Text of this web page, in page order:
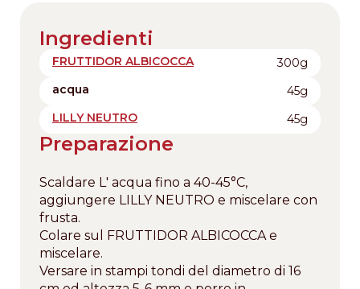
Ingredienti
FRUTTIDOR ALBICOCCA
300g
acqua
45g
LILLY NEUTRO
45g
Preparazione
Scaldare L' acqua fino a 40-45°C,
aggiungere LILLY NEUTRO e miscelare con
frusta.
Colare sul FRUTTIDOR ALBICOCCA e
miscelare.
Versare in stampi tondi del diametro di 16